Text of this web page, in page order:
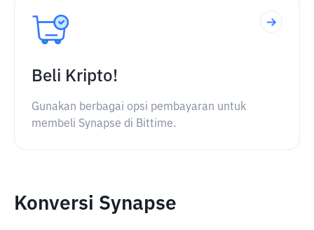
Beli Kripto!
Gunakan berbagai opsi pembayaran untuk
membeli Synapse di Bittime.
Konversi Synapse